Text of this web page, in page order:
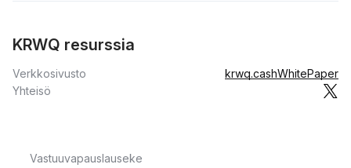
KRWQ resurssia
Verkkosivusto krwq.cashWhitePaper
Yhteisö
Vastuuvapauslauseke